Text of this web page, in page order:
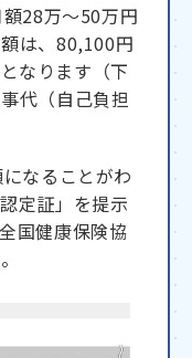
28万〜50万円
は、80,100円
なります（下
代（自己負担
なることがわ
定証」を提示
国健康保険協